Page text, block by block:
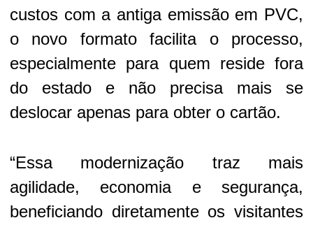
custos com a antiga emissão em PVC,
o novo formato facilita o processo,
especialmente para quem reside fora
do estado e não precisa mais se
deslocar apenas para obter o cartão.
“Essa modernização traz mais
agilidade, economia e segurança,
beneficiando diretamente os visitantes